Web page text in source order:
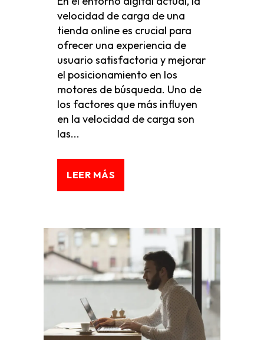
velocidad de carga de una
tienda online es crucial para
ofrecer una experiencia de
usuario satisfactoria y mejorar
el posicionamiento en los
motores de búsqueda. Uno de
los factores que más influyen
en la velocidad de carga son
las...
LEER MÁS